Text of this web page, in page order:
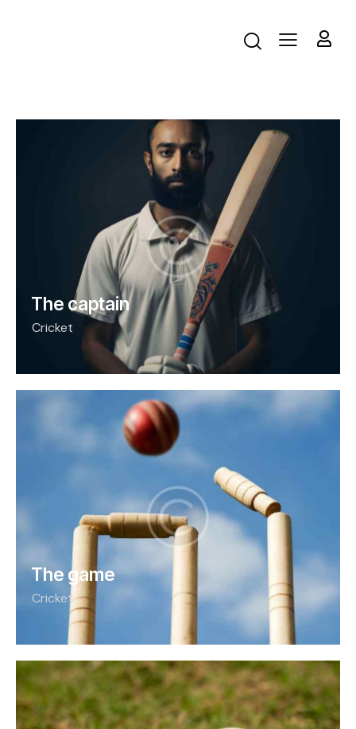
The captain
Cricket
The game
Cricket